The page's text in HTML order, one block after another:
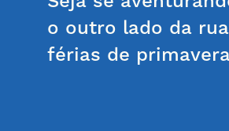
o outro lado da
férias de